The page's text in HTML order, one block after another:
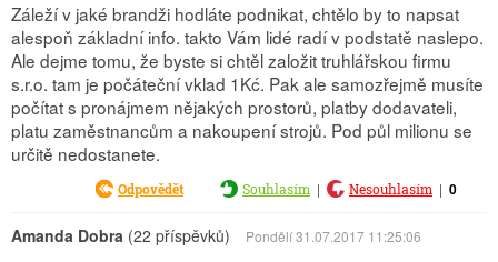
Záleží v jaké brandži hodláte podnikat, chtělo by to napsat
alespoň základní info. takto Vám lidé radí v podstatě naslepo.
Ale dejme tomu, že byste si chtěl založit truhlářskou firmu
s.r.o. tam je počáteční vklad 1Kć. Pak ale samozřejmě musíte
počítat s pronájmem nějakých prostorů, platby dodavateli,
platu zaměstnancům a nakoupení strojů. Pod půl milionu se
určitě nedostanete.
Odpovědět Souhlasím | Nesouhlasím | 0
Amanda Dobra (22 příspěvků) Pondělí 31.07.2017 11:25:06